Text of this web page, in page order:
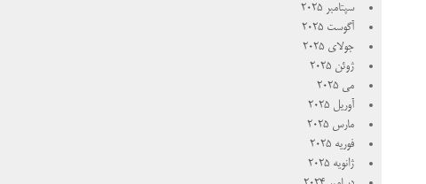
سپتامبر 2025
آگوست 2025
جولای 2025
ژوئن 2025
می 2025
آوریل 2025
مارس 2025
فوریه 2025
ژانویه 2025